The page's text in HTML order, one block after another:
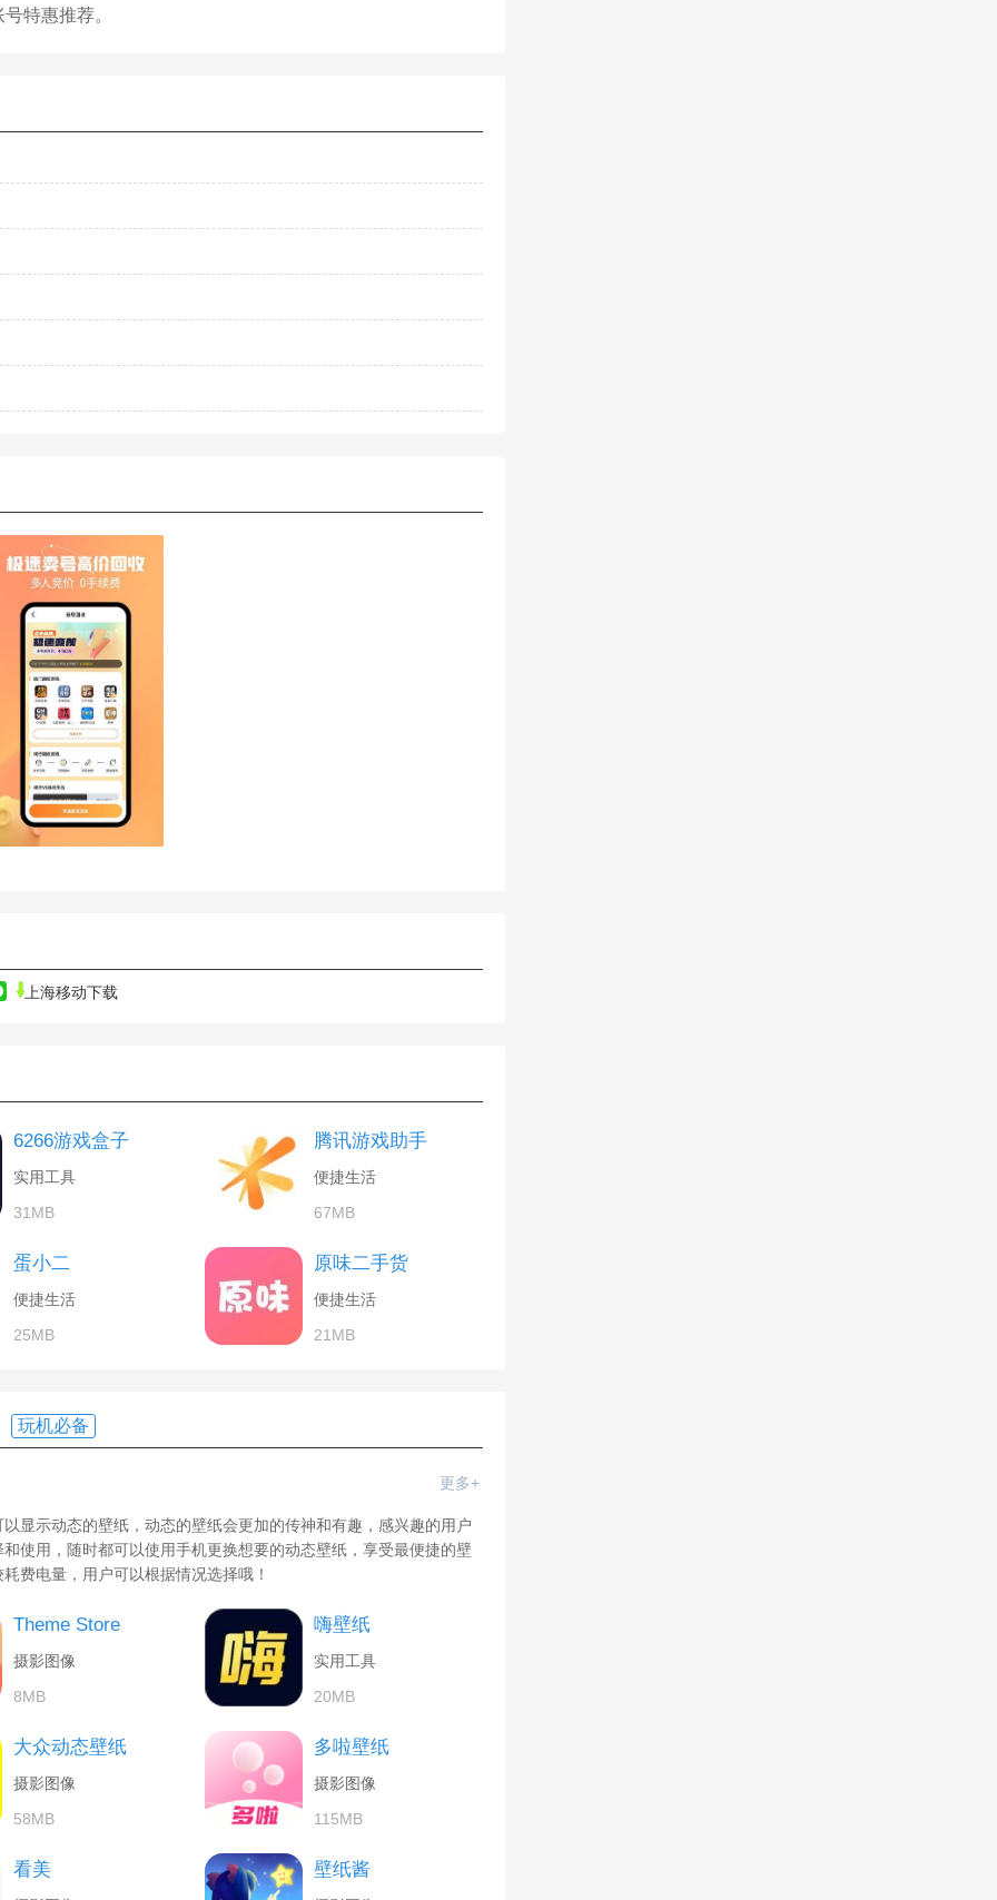
特惠推荐。
上海移动下载
6266游戏盒子
实用工具
31MB
腾讯游戏助手
便捷生活
67MB
蛋小二
便捷生活
25MB
原味二手货
便捷生活
21MB
玩机必备
更多+
显示动态的壁纸，动态的壁纸会更加的传神和有趣，感兴趣的用户
使用，随时都可以使用手机更换想要的动态壁纸，享受最便捷的壁
费电量，用户可以根据情况选择哦！
Theme Store
摄影图像
8MB
嗨壁纸
实用工具
20MB
大众动态壁纸
摄影图像
58MB
多啦壁纸
摄影图像
115MB
看美 壁纸酱